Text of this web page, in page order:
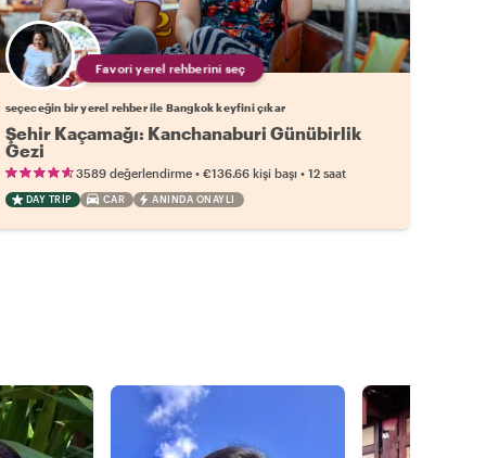
Favori yerel rehberini seç
seçeceğin bir yerel rehber ile Bangkok keyfini çıkar
Şehir Kaçamağı: Kanchanaburi Günübirlik
Gezi
3589 değerlendirme• €136.66 kişi başı• 12 saat
DAY TRIP CAR ANINDA ONAYLI